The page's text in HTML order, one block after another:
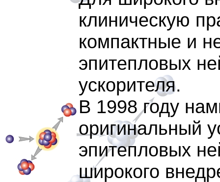
клиническую
компактные и
эпитепловых
ускорителя.
В 1998 году
оригинальный
эпитепловых
широкого